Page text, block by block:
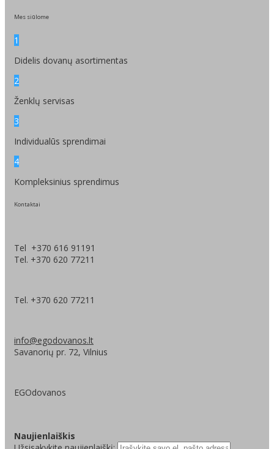
Mes siūlome
1
Didelis dovanų asortimentas
2
Ženklų servisas
3
Individualūs sprendimai
4
Kompleksinius sprendimus
Kontaktai
Tel +370 616 91191
Tel. +370 620 77211
Tel. +370 620 77211
info@egodovanos.lt
Savanorių pr. 72, Vilnius
EGOdovanos
Naujienlaiškis